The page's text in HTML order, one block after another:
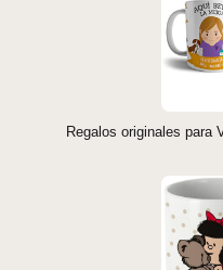
Regalos originales para